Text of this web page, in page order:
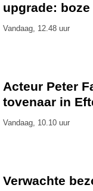
upgrade:
Vandaag, 12.48 uur
Acteur Peter
tovenaar in
Vandaag, 10.10 uur
Verwachte